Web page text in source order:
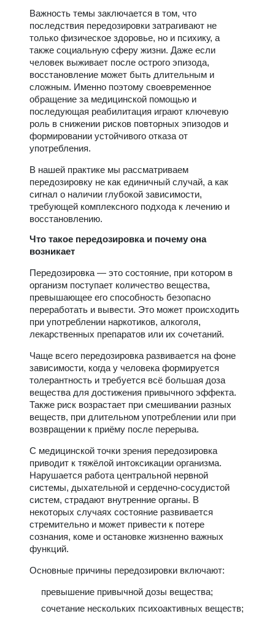
Важность темы заключается в том, что
последствия передозировки затрагивают не
только физическое здоровье, но и психику, а
также социальную сферу жизни. Даже если
человек выживает после острого эпизода,
восстановление может быть длительным и
сложным. Именно поэтому своевременное
обращение за медицинской помощью и
последующая реабилитация играют ключевую
роль в снижении рисков повторных эпизодов и
формировании устойчивого отказа от
употребления.
В нашей практике мы рассматриваем
передозировку не как единичный случай, а как
сигнал о наличии глубокой зависимости,
требующей комплексного подхода к лечению и
восстановлению.
Что такое передозировка и почему она
возникает
Передозировка — это состояние, при котором в
организм поступает количество вещества,
превышающее его способность безопасно
переработать и вывести. Это может происходить
при употреблении наркотиков, алкоголя,
лекарственных препаратов или их сочетаний.
Чаще всего передозировка развивается на фоне
зависимости, когда у человека формируется
толерантность и требуется всё большая доза
вещества для достижения привычного эффекта.
Также риск возрастает при смешивании разных
веществ, при длительном употреблении или при
возвращении к приёму после перерыва.
С медицинской точки зрения передозировка
приводит к тяжёлой интоксикации организма.
Нарушается работа центральной нервной
системы, дыхательной и сердечно-сосудистой
систем, страдают внутренние органы. В
некоторых случаях состояние развивается
стремительно и может привести к потере
сознания, коме и остановке жизненно важных
функций.
Основные причины передозировки включают:
превышение привычной дозы вещества;
сочетание нескольких психоактивных веществ;